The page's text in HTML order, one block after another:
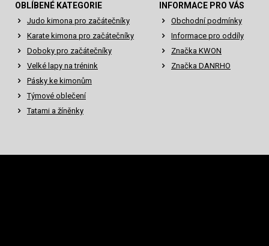
OBLÍBENÉ KATEGORIE
Judo kimona pro začátečníky
Karate kimona pro začátečníky
Doboky pro začátečníky
Velké lapy na trénink
Pásky ke kimonům
Týmové oblečení
Tatami a žíněnky
INFORMACE PRO VÁS
Obchodní podmínky
Informace pro oddíly
Značka KWON
Značka DANRHO